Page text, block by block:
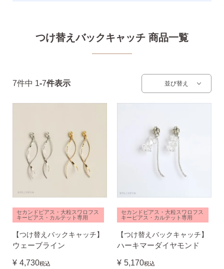
季節ごとにリボンのカラーが変わる「特性ピアスケース」
ド」を同封いたします。
詳しく見る
つけ替えバックキャッチ 商品一覧
並び替え
7件中 1-7件表示
セカンドピアス・大粒スワロフス
キーピアス・カルテット専用
【つけ替えバックキャッチ】
ウェーブライン
¥ 4,730税込
セカンドピアス・大粒スワロフス
キーピアス・カルテット専用
【つけ替えバックキャッチ】
ハーキマーダイヤモンド
¥ 5,170税込